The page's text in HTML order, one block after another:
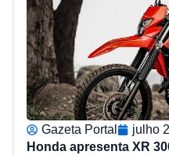
Gazeta Portal julho
Honda apresenta XR